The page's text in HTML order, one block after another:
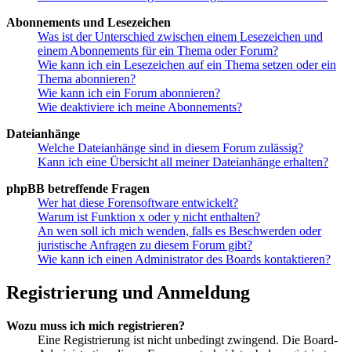
Abonnements und Lesezeichen
Was ist der Unterschied zwischen einem Lesezeichen und
einem Abonnements für ein Thema oder Forum?
Wie kann ich ein Lesezeichen auf ein Thema setzen oder ein
Thema abonnieren?
Wie kann ich ein Forum abonnieren?
Wie deaktiviere ich meine Abonnements?
Dateianhänge
Welche Dateianhänge sind in diesem Forum zulässig?
Kann ich eine Übersicht all meiner Dateianhänge erhalten?
phpBB betreffende Fragen
Wer hat diese Forensoftware entwickelt?
Warum ist Funktion x oder y nicht enthalten?
An wen soll ich mich wenden, falls es Beschwerden oder
juristische Anfragen zu diesem Forum gibt?
Wie kann ich einen Administrator des Boards kontaktieren?
Registrierung und Anmeldung
Wozu muss ich mich registrieren?
Eine Registrierung ist nicht unbedingt zwingend. Die Board-